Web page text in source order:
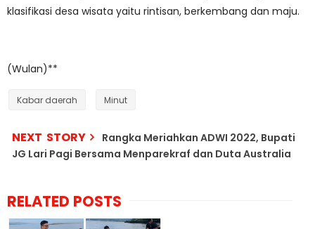
klasifikasi desa wisata yaitu rintisan, berkembang dan maju.
(Wulan)**
Kabar daerah Minut
NEXT STORY
Rangka Meriahkan ADWI 2022, Bupati
JG Lari Pagi Bersama Menparekraf dan Duta Australia
RELATED POSTS